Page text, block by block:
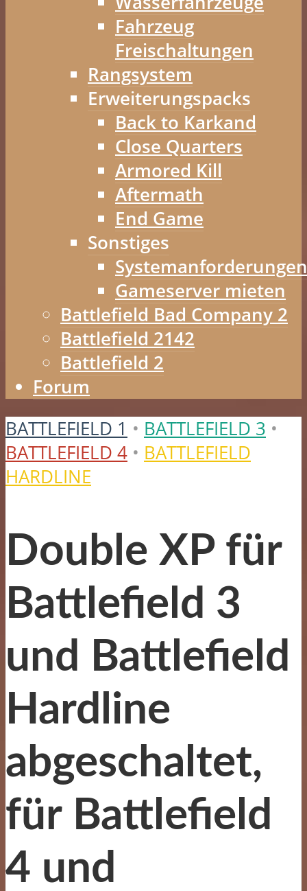
Fahrzeug
Freischaltungen
Rangsystem
Erweiterungspacks
Back to Karkand
Close Quarters
Armored Kill
Aftermath
End Game
Sonstiges
Systemanforderungen
Gameserver mieten
Battlefield Bad Company 2
Battlefield 2142
Battlefield 2
Forum
BATTLEFIELD 1 • BATTLEFIELD 3 •
BATTLEFIELD 4 • BATTLEFIELD
HARDLINE
Double XP für
Battlefield 3
und Battlefield
Hardline
abgeschaltet,
für Battlefield
4 und